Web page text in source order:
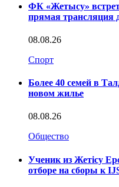
ФК «Жетысу»
прямая трансляция
08.08.26
Спорт
Более 40 семей в
новом жилье
08.08.26
Общество
Ученик из Жетісу
отборе на сборы к